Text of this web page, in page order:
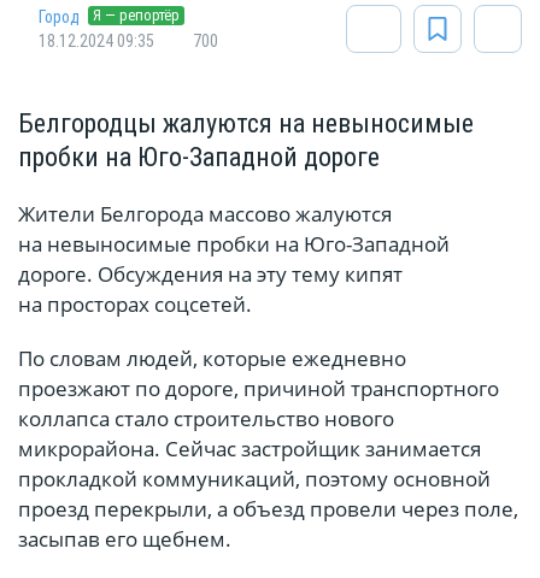
Город Я — репортёр
18.12.2024 09:35 700
Белгородцы жалуются на невыносимые
пробки на Юго-Западной дороге
Жители Белгорода массово жалуются
на невыносимые пробки на Юго-Западной
дороге. Обсуждения на эту тему кипят
на просторах соцсетей.
По словам людей, которые ежедневно
проезжают по дороге, причиной транспортного
коллапса стало строительство нового
микрорайона. Сейчас застройщик занимается
прокладкой коммуникаций, поэтому основной
проезд перекрыли, а объезд провели через поле,
засыпав его щебнем.